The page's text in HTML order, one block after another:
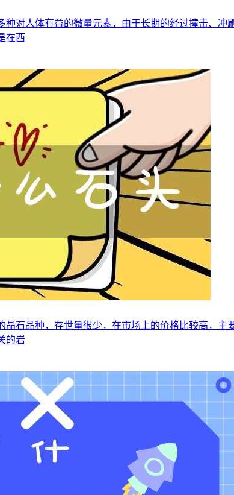
对人体有益的微量元素，由于长期的经过撞击、冲
在西
石品种，存世量很少，在市场上的价格比较高，主
的岩